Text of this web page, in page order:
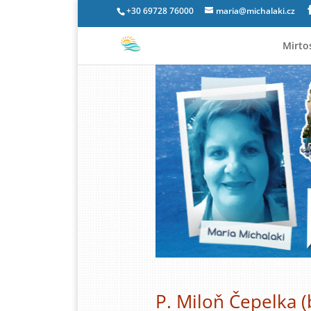
+30 69728 76000 maria@michalaki.cz
P. Miloň Čepelka